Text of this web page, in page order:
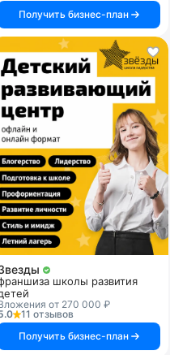
Получить бизнес-план
школы развития
от 270 000 ₽
11 отзывов
Получить бизнес-план